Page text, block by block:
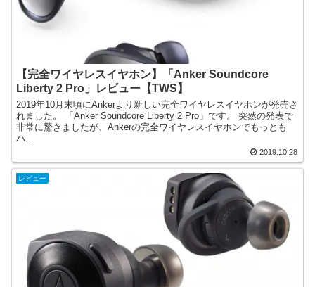
【完全ワイヤレスイヤホン】「Anker Soundcore
Liberty 2 Pro」レビュー【TWS】
2019年10月末頃にAnkerより新しい完全ワイヤレスイヤホンが発売さ
れました。 「Anker Soundcore Liberty 2 Pro」です。 突然の発表で
非常に驚きましたが、Ankerの完全ワイヤレスイヤホンでもっとも
ハ...
2019.10.28
レビュー